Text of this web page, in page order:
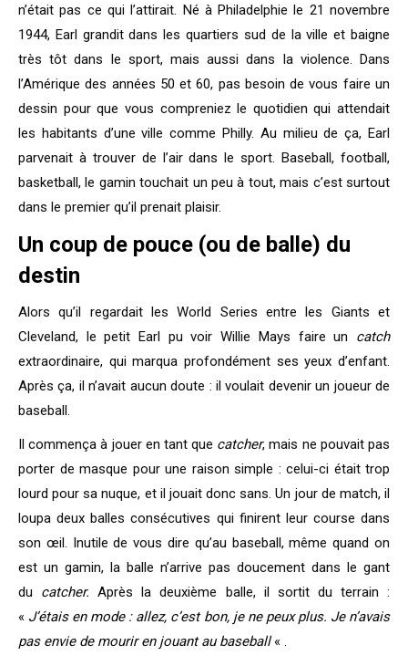
n’était pas ce qui l’attirait. Né à Philadelphie le 21 novembre
1944, Earl grandit dans les quartiers sud de la ville et baigne
très tôt dans le sport, mais aussi dans la violence. Dans
l’Amérique des années 50 et 60, pas besoin de vous faire un
dessin pour que vous compreniez le quotidien qui attendait
les habitants d’une ville comme Philly. Au milieu de ça, Earl
parvenait à trouver de l’air dans le sport. Baseball, football,
basketball, le gamin touchait un peu à tout, mais c’est surtout
dans le premier qu’il prenait plaisir.
Un coup de pouce (ou de balle) du
destin
Alors qu’il regardait les World Series entre les Giants et
Cleveland, le petit Earl pu voir Willie Mays faire un catch
extraordinaire, qui marqua profondément ses yeux d’enfant.
Après ça, il n’avait aucun doute : il voulait devenir un joueur de
baseball.
Il commença à jouer en tant que catcher, mais ne pouvait pas
porter de masque pour une raison simple : celui-ci était trop
lourd pour sa nuque, et il jouait donc sans. Un jour de match, il
loupa deux balles consécutives qui finirent leur course dans
son œil. Inutile de vous dire qu’au baseball, même quand on
est un gamin, la balle n’arrive pas doucement dans le gant
du catcher. Après la deuxième balle, il sortit du terrain :
« J’étais en mode : allez, c’est bon, je ne peux plus. Je n’avais
pas envie de mourir en jouant au baseball« .